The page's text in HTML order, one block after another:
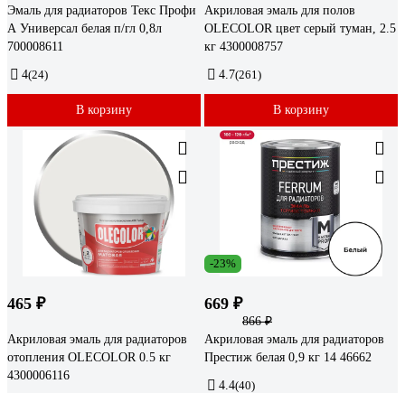
Эмаль для радиаторов Текс Профи
А Универсал белая п/гл 0,8л
700008611
4(24)
В корзину
Акриловая эмаль для полов
OLECOLOR цвет серый туман, 2.5
кг 4300008757
4.7(261)
В корзину
465 ₽
Акриловая эмаль для радиаторов
отопления OLECOLOR 0.5 кг
4300006116
-23%
669 ₽
866 ₽
Акриловая эмаль для радиаторов
Престиж белая 0,9 кг 14 46662
4.4(40)